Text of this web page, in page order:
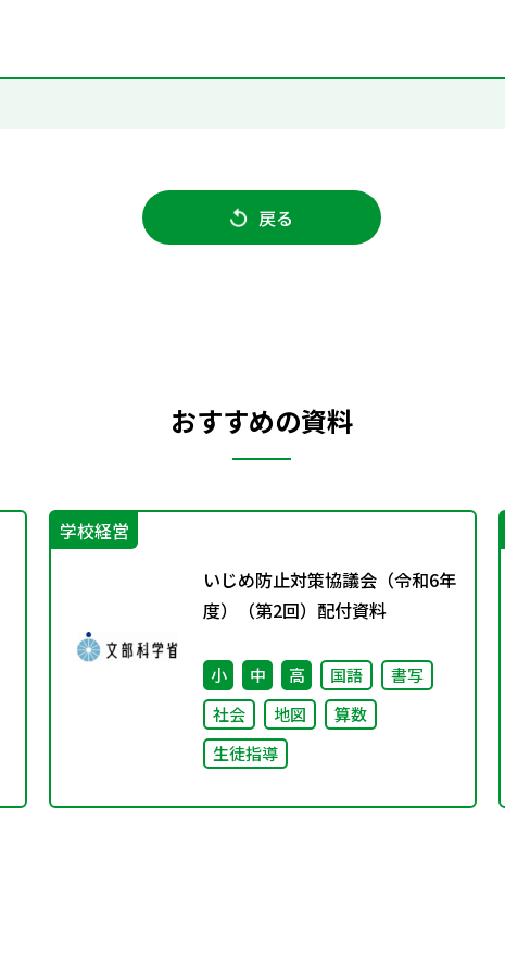
戻る
おすすめの資料
学校経営
いじめ防止対策協議会（令和6年
度）（第2回）配付資料
小 中 高 国語
書写
社会
地図
算数
生徒指導